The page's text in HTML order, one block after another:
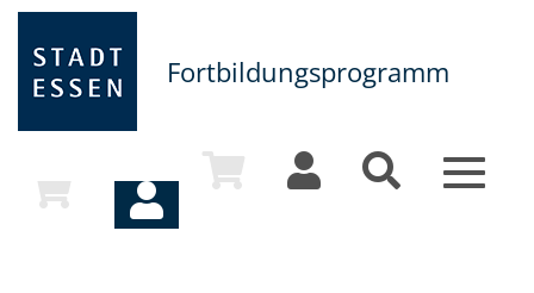
Fortbildungsprogramm
Toggle